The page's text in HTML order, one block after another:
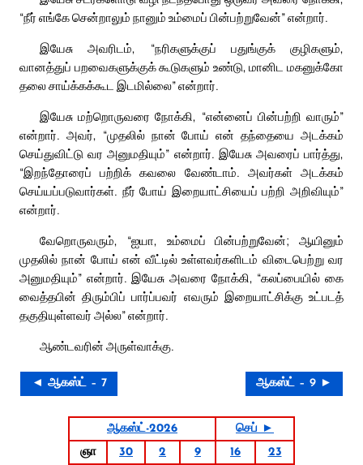
“நீர் எங்கே சென்றாலும் நானும் உம்மைப் பின்பற்றுவேன்” என்றார்.
இயேசு அவரிடம், “நரிகளுக்குப் பதுங்குக் குழிகளும்,
வானத்துப் பறவைகளுக்குக் கூடுகளும் உண்டு, மானிட மகனுக்கோ
தலை சாய்க்கக்கூட இடமில்லை” என்றார்.
இயேசு மற்றொருவரை நோக்கி, “என்னைப் பின்பற்றி வாரும்”
என்றார். அவர், “முதலில் நான் போய் என் தந்தையை அடக்கம்
செய்துவிட்டு வர அனுமதியும்” என்றார். இயேசு அவரைப் பார்த்து,
“இறந்தோரைப் பற்றிக் கவலை வேண்டாம். அவர்கள் அடக்கம்
செய்யப்படுவார்கள். நீர் போய் இறையாட்சியைப் பற்றி அறிவியும்”
என்றார்.
வேறொருவரும், “ஐயா, உம்மைப் பின்பற்றுவேன்; ஆயினும்
முதலில் நான் போய் என் வீட்டில் உள்ளவர்களிடம் விடைபெற்று வர
அனுமதியும்” என்றார். இயேசு அவரை நோக்கி, “கலப்பையில் கை
வைத்தபின் திரும்பிப் பார்ப்பவர் எவரும் இறையாட்சிக்கு உட்படத்
தகுதியுள்ளவர் அல்ல” என்றார்.
ஆண்டவரின் அருள்வாக்கு.
◄ ஆகஸ்ட் – 7 ஆகஸ்ட் – 9 ►
ஆகஸ்ட்-2026
செப் ►
ஞா
30 2 9 16
23